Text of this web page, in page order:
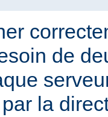
de
la